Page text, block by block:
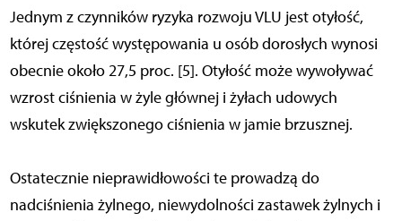
Jednym z czynników ryzyka rozwoju VLU jest otyłość,
której częstość występowania u osób dorosłych wynosi
obecnie około 27,5 proc. [5]. Otyłość może wywoływać
wzrost ciśnienia w żyle głównej i żyłach udowych
wskutek zwiększonego ciśnienia w jamie brzusznej.
Ostatecznie nieprawidłowości te prowadzą do
nadciśnienia żylnego, niewydolności zastawek żylnych i